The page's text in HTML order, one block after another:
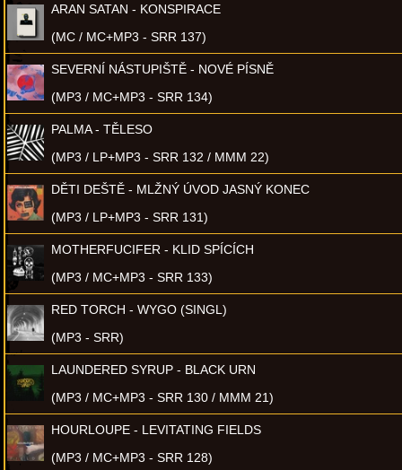
ARAN SATAN - KONSPIRACE
(MC / MC+MP3 - SRR 137)
SEVERNÍ NÁSTUPIŠTĚ - NOVÉ PÍSNĚ
(MP3 / MC+MP3 - SRR 134)
PALMA - TĚLESO
(MP3 / LP+MP3 - SRR 132 / MMM 22)
DĚTI DEŠTĚ - MLŽNÝ ÚVOD JASNÝ KONEC
(MP3 / LP+MP3 - SRR 131)
MOTHERFUCIFER - KLID SPÍCÍCH
(MP3 / MC+MP3 - SRR 133)
RED TORCH - WYGO (SINGL)
(MP3 - SRR)
LAUNDERED SYRUP - BLACK URN
(MP3 / MC+MP3 - SRR 130 / MMM 21)
HOURLOUPE - LEVITATING FIELDS
(MP3 / MC+MP3 - SRR 128)